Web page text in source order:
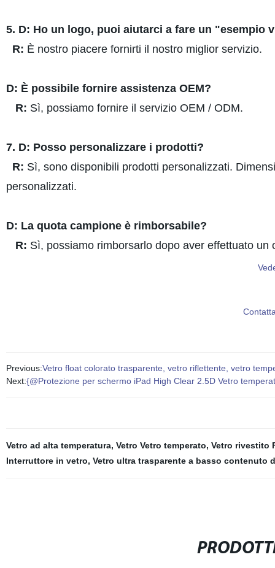
5. D: Ho un logo, puoi aiutarci a fare un "esempio
R: È nostro piacere fornirti il nostro miglior servizio.
D: È possibile fornire assistenza OEM?
R: Sì, possiamo fornire il servizio OEM / ODM.
7. D: Posso personalizzare i prodotti?
R: Sì, sono disponibili prodotti personalizzati.
personalizzati.
D: La quota campione è rimborsabile?
R: Sì, possiamo rimborsarlo dopo aver effettuato un
Previous:Vetro float colorato trasparente, vetro riflettente, vetro
Next:{@Protezione per schermo iPad High Clear 2.5D Vetro
Vetro ad alta temperatura, Vetro Vetro temperato, Vetro rivestito
Interruttore in vetro, Vetro ultra trasparente a basso contenuto